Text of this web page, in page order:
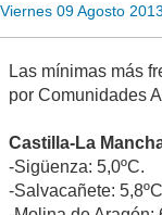
Viernes 09 Agosto
Las mínimas más
por Comunidades
Castilla-La
-Sigüenza: 5,0ºC.
-Salvacañete: